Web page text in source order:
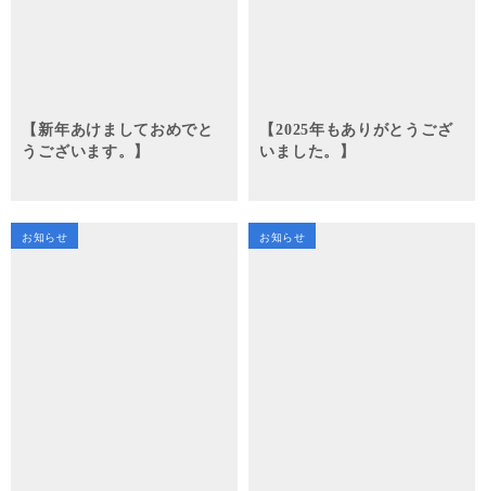
【新年あけましておめでと
うございます。】
【2025年もありがとうござ
いました。】
お知らせ お知らせ